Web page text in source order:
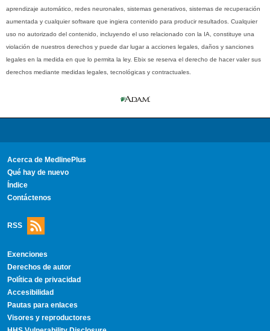
aprendizaje automático, redes neuronales, sistemas generativos, sistemas de recuperación
aumentada y cualquier software que ingiera contenido para producir resultados. Cualquier
uso no autorizado del contenido, incluyendo el uso relacionado con la IA, constituye una
violación de nuestros derechos y puede dar lugar a acciones legales, daños y sanciones
legales en la medida en que lo permita la ley. Ebix se reserva el derecho de hacer valer sus
derechos mediante medidas legales, tecnológicas y contractuales.
Acerca de MedlinePlus
Qué hay de nuevo
Índice
Contáctenos
RSS
Exenciones
Derechos de autor
Política de privacidad
Accesibilidad
Pautas para enlaces
Visores y reproductores